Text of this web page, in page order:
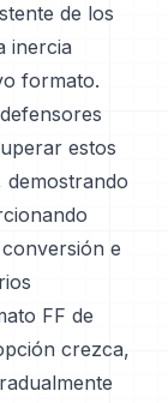
de los
inercia
formato.
estos
demostrando
e
FF de
crezca,